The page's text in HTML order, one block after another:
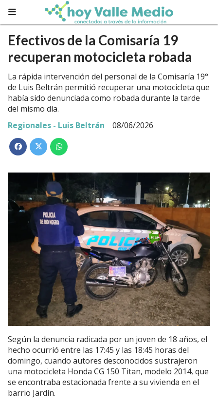
Efectivos de la Comisaría 19
recuperan motocicleta robada
La rápida intervención del personal de la Comisaría 19°
de Luis Beltrán permitió recuperar una motocicleta que
había sido denunciada como robada durante la tarde
del mismo día.
Regionales - Luis Beltrán
08/06/2026
Según la denuncia radicada por un joven de 18 años, el
hecho ocurrió entre las 17:45 y las 18:45 horas del
domingo, cuando autores desconocidos sustrajeron
una motocicleta Honda CG 150 Titan, modelo 2014, que
se encontraba estacionada frente a su vivienda en el
barrio Jardín.